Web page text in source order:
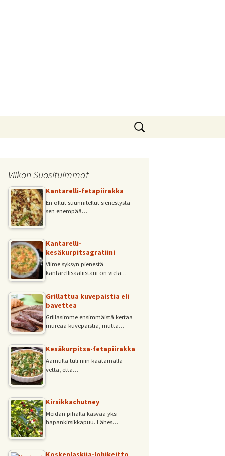
Haku:
Viikon Suosituimmat
Kantarelli-fetapiirakka
En ollut suunnitellut sienestystä
sen enempää…
Kantarelli-
kesäkurpitsagratiini
Viime syksyn pienestä
kantarellisaaliistani on vielä…
Grillattua kuvepaistia eli
bavettea
Grillasimme ensimmäistä kertaa
mureaa kuvepaistia, mutta…
Kesäkurpitsa-fetapiirakka
Aamulla tuli niin kaatamalla
vettä, että…
Kirsikkachutney
Meidän pihalla kasvaa yksi
hapankirsikkapuu. Lähes…